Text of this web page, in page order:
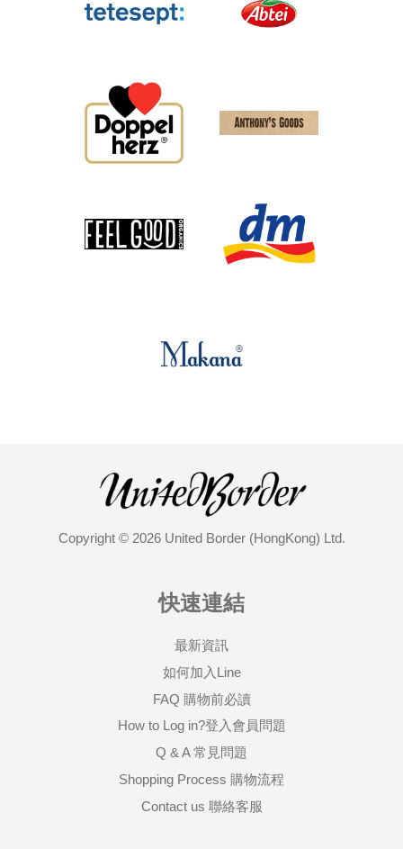
Copyright © 2026 United Border (HongKong) Ltd.
快速連結
最新資訊
如何加入Line
FAQ 購物前必讀
How to Log in?登入會員問題
Q & A 常見問題
Shopping Process 購物流程
Contact us 聯絡客服